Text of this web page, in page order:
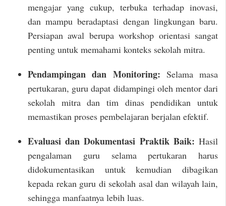
mengajar yang cukup, terbuka terhadap inovasi,
dan mampu beradaptasi dengan lingkungan baru.
Persiapan awal berupa workshop orientasi sangat
penting untuk memahami konteks sekolah mitra.
Pendampingan dan Monitoring: Selama masa
pertukaran, guru dapat didampingi oleh mentor dari
sekolah mitra dan tim dinas pendidikan untuk
memastikan proses pembelajaran berjalan efektif.
Evaluasi dan Dokumentasi Praktik Baik: Hasil
pengalaman guru selama pertukaran harus
didokumentasikan untuk kemudian dibagikan
kepada rekan guru di sekolah asal dan wilayah lain,
sehingga manfaatnya lebih luas.